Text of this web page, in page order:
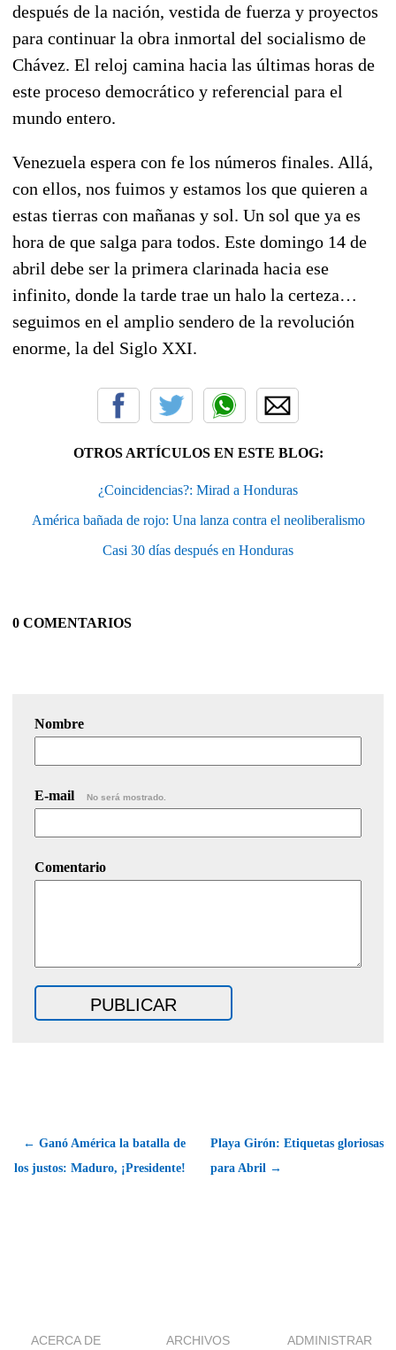
después de la nación, vestida de fuerza y proyectos
para continuar la obra inmortal del socialismo de
Chávez. El reloj camina hacia las últimas horas de
este proceso democrático y referencial para el
mundo entero.
Venezuela espera con fe los números finales. Allá,
con ellos, nos fuimos y estamos los que quieren a
estas tierras con mañanas y sol. Un sol que ya es
hora de que salga para todos. Este domingo 14 de
abril debe ser la primera clarinada hacia ese
infinito, donde la tarde trae un halo la certeza…
seguimos en el amplio sendero de la revolución
enorme, la del Siglo XXI.
OTROS ARTÍCULOS EN ESTE BLOG:
¿Coincidencias?: Mirad a Honduras
América bañada de rojo: Una lanza contra el neoliberalismo
Casi 30 días después en Honduras
0 COMENTARIOS
Nombre
E-mail No será mostrado.
Comentario
← Ganó América la batalla de
los justos: Maduro, ¡Presidente!
Playa Girón: Etiquetas gloriosas
para Abril →
ACERCA DE ARCHIVOS ADMINISTRAR